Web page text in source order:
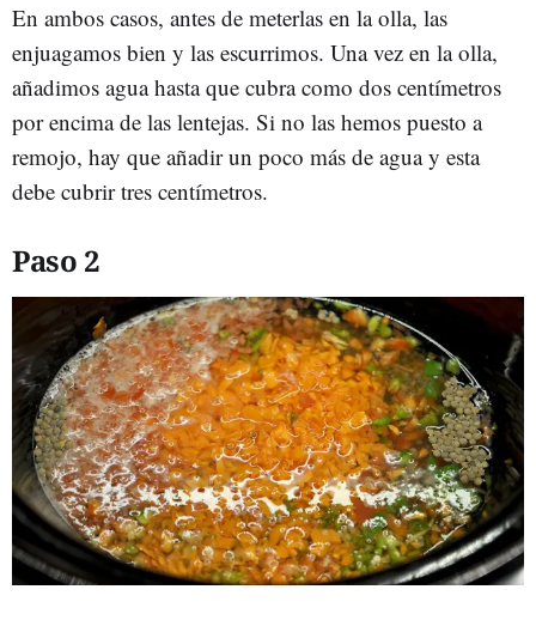
En ambos casos, antes de meterlas en la olla, las
enjuagamos bien y las escurrimos. Una vez en la olla,
añadimos agua hasta que cubra como dos centímetros
por encima de las lentejas. Si no las hemos puesto a
remojo, hay que añadir un poco más de agua y esta
debe cubrir tres centímetros.
Paso 2